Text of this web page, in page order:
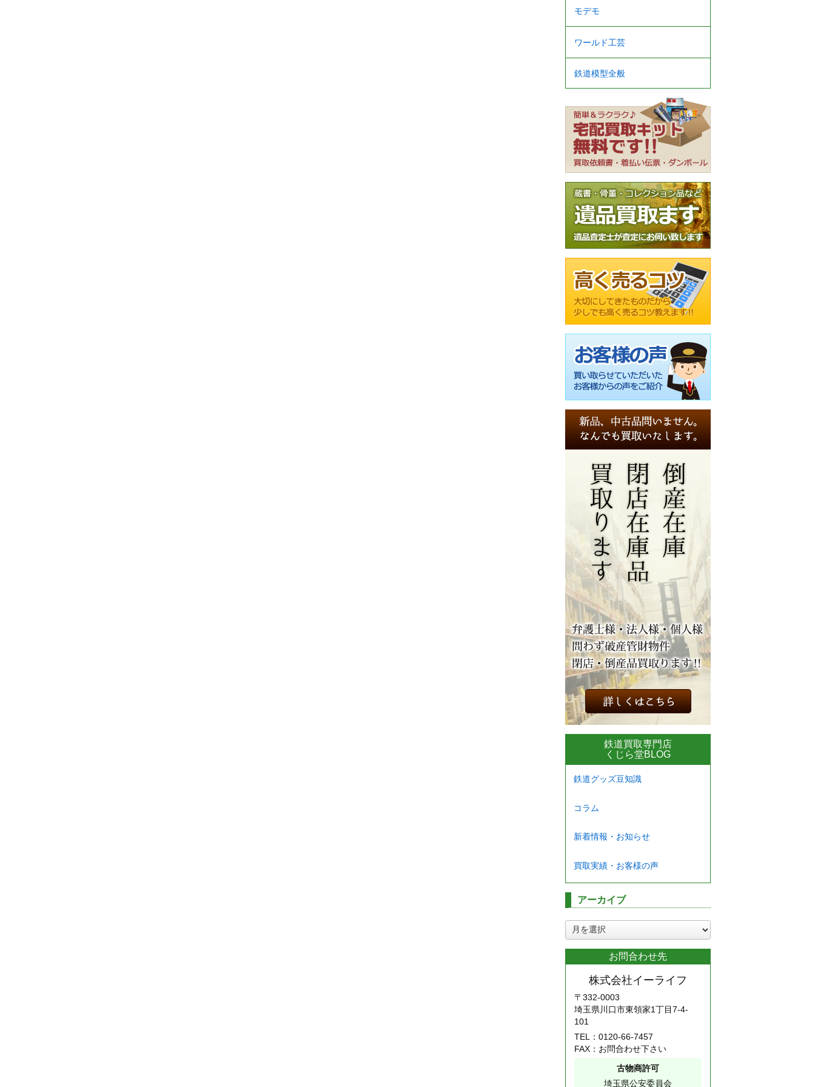
モデモ
ワールド工芸
鉄道模型全般
鉄道買取専門店
くじら堂BLOG
鉄道グッズ豆知識
コラム
新着情報・お知らせ
買取実績・お客様の声
アーカイブ
ー
カ
イ
お問合わせ先
株式会社イーライフ
〒332-0003
埼玉県川口市東領家1丁目7-4-
101
TEL： 0120-66-7457
FAX：お問合わせ下さい
古物商許可
埼玉県公安委員会